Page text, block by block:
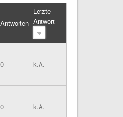
Antworten
Letzte
Antwort
0 k.A.
0 k.A.